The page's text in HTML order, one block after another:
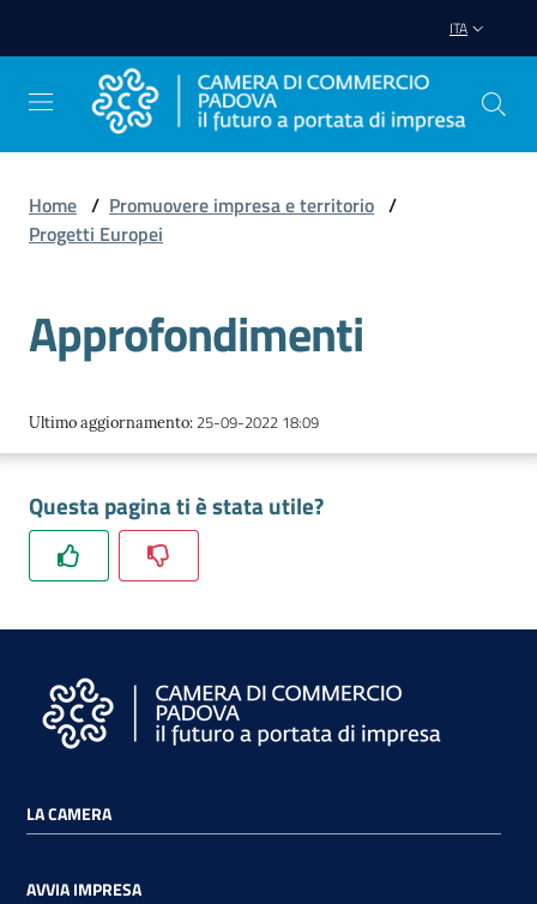
ITA
Avviare
Gestire
Promuovere
Impresa
territorio
Tutelare
Impresa
Digitale
Home / Promuovere impresa e territorio /
Progetti Europei
Approfondimenti
Ultimo aggiornamento: 25-09-2022 18:09
Questa pagina ti è stata utile?
LA CAMERA
AVVIA IMPRESA